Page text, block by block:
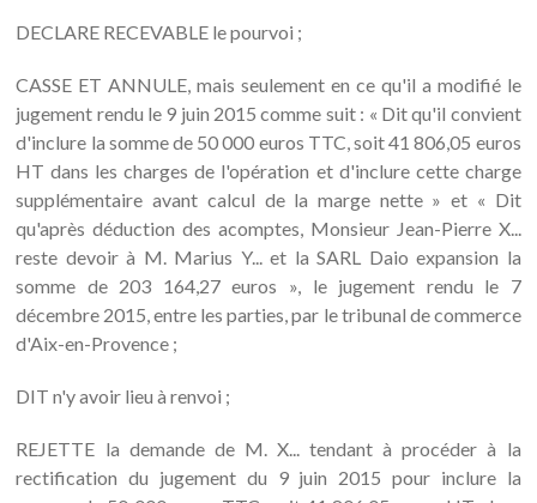
DECLARE RECEVABLE le pourvoi ;
CASSE ET ANNULE, mais seulement en ce qu'il a modifié le
jugement rendu le 9 juin 2015 comme suit : « Dit qu'il convient
d'inclure la somme de 50 000 euros TTC, soit 41 806,05 euros
HT dans les charges de l'opération et d'inclure cette charge
supplémentaire avant calcul de la marge nette » et « Dit
qu'après déduction des acomptes, Monsieur Jean-Pierre X...
reste devoir à M. Marius Y... et la SARL Daio expansion la
somme de 203 164,27 euros », le jugement rendu le 7
décembre 2015, entre les parties, par le tribunal de commerce
d'Aix-en-Provence ;
DIT n'y avoir lieu à renvoi ;
REJETTE la demande de M. X... tendant à procéder à la
rectification du jugement du 9 juin 2015 pour inclure la